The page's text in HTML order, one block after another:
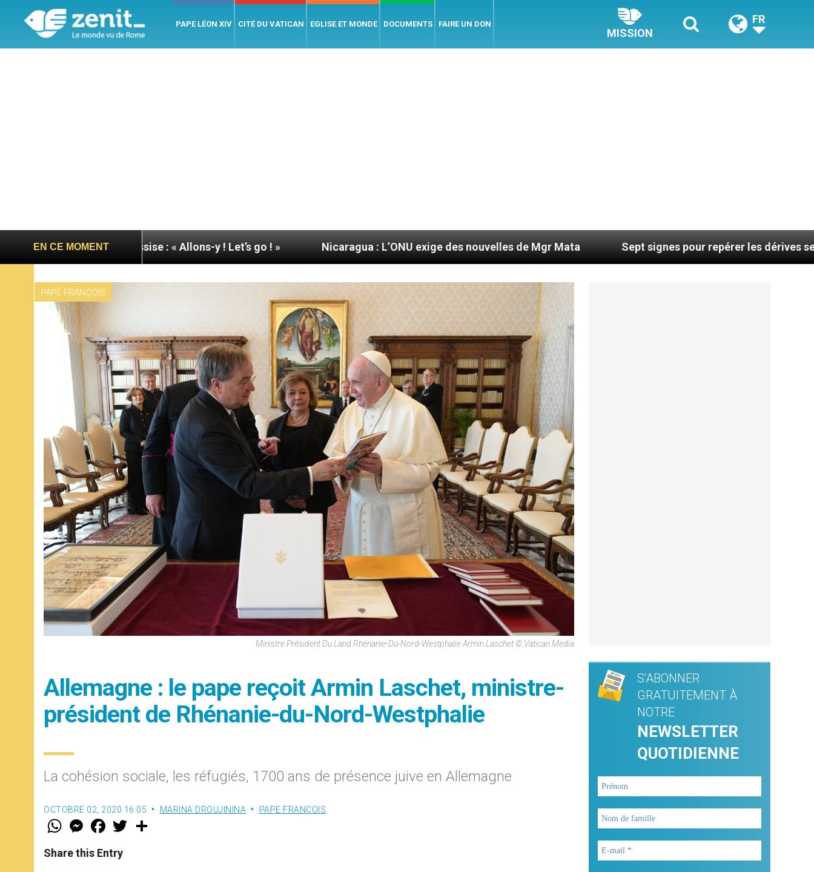
PAPE LÉON XIV CITÉ DU VATICAN EGLISE ET MONDE DOCUMENTS FAIRE UN DON
MISSION
FR
EN CE MOMENT
pape à Assise : « Allons-y ! Let’s go ! » Nicaragua : L’ONU exige des nouvelles de Mgr Mata Sept signes pour repérer les dérives sectaires du
PAPE FRANÇOIS
Ministre Président Du Land Rhénanie-Du-Nord-Westphalie Armin Laschet © Vatican Media
Allemagne : le pape reçoit Armin Laschet, ministre-
président de Rhénanie-du-Nord-Westphalie
La cohésion sociale, les réfugiés, 1700 ans de présence juive en Allemagne
OCTOBRE 02, 2020 16:05 MARINA DROUJININA PAPE FRANÇOIS
W
t
s
M
e
s
e
F
a
e
b
w
Share this Entry
S'ABONNER
GRATUITEMENT À
NOTRE
NEWSLETTER
QUOTIDIENNE